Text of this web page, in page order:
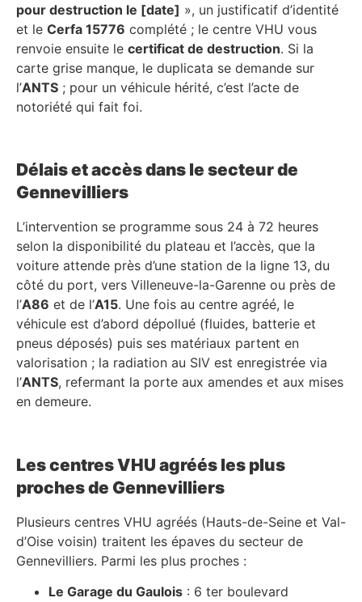
pour destruction le [date] », un justificatif d’identité
et le Cerfa 15776 complété ; le centre VHU vous
renvoie ensuite le certificat de destruction. Si la
carte grise manque, le duplicata se demande sur
l’ANTS ; pour un véhicule hérité, c’est l’acte de
notoriété qui fait foi.
Délais et accès dans le secteur de
Gennevilliers
L’intervention se programme sous 24 à 72 heures
selon la disponibilité du plateau et l’accès, que la
voiture attende près d’une station de la ligne 13, du
côté du port, vers Villeneuve-la-Garenne ou près de
l’A86 et de l’A15. Une fois au centre agréé, le
véhicule est d’abord dépollué (fluides, batterie et
pneus déposés) puis ses matériaux partent en
valorisation ; la radiation au SIV est enregistrée via
l’ANTS, refermant la porte aux amendes et aux mises
en demeure.
Les centres VHU agréés les plus
proches de Gennevilliers
Plusieurs centres VHU agréés (Hauts-de-Seine et Val-
d’Oise voisin) traitent les épaves du secteur de
Gennevilliers. Parmi les plus proches :
Le Garage du Gaulois : 6 ter boulevard